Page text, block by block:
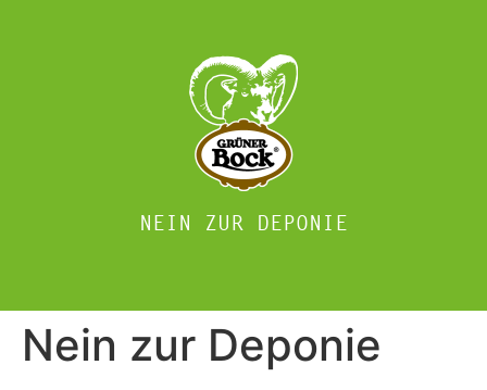
NEIN ZUR DEPONIE
Nein zur Deponie